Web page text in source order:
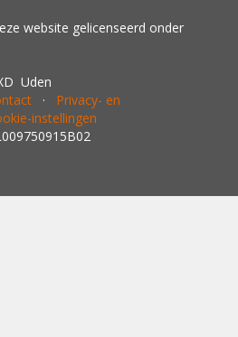
website gelicenseerd onder
Uden
· Privacy- en
instellingen